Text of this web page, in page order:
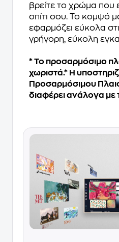
βρείτε το χρώμα που
σπίτι σου. Το κομψό
εφαρμόζει εύκολα
γρήγορη, εύκολη
* Το προσαρμόσιμο
χωριστά.* Η
Προσαρμόσιμου
διαφέρει ανάλογα με